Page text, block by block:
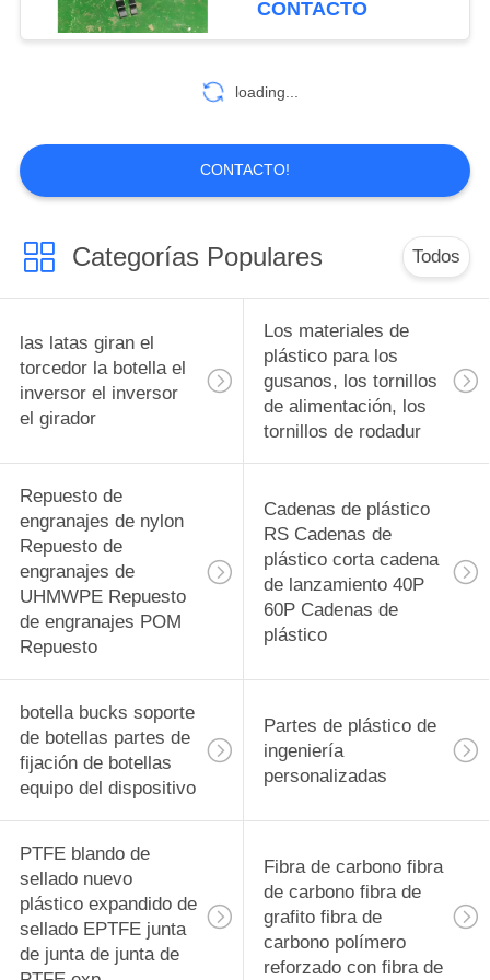
polímero reforzado
con fibra de
Diseño de moldes
piezas de piezas de
accesorios
10
Pistones bujes de
rodamiento
Ingeniería Plásticos
pistones bujes de
rodamiento
6
PVDF Material de
precisión
Componentes
mecanizados CNC
29
Tecapeek CNC
PEEK Partes
mecanizadas,
componentes
mecanizados PEEK
de engranaje de
fabricante
CONTACTO
loading...
CONTACTO!
Categorías Populares Todos
las latas giran el
torcedor la botella el
inversor el inversor
el girador
Los materiales de
plástico para los
gusanos, los tornillos
de alimentación, los
tornillos de rodadur
Repuesto de
engranajes de nylon
Repuesto de
engranajes de
UHMWPE Repuesto
de engranajes POM
Repuesto
Cadenas de plástico
RS Cadenas de
plástico corta cadena
de lanzamiento 40P
60P Cadenas de
plástico
botella bucks soporte
de botellas partes de
fijación de botellas
equipo del dispositivo
Partes de plástico de
ingeniería
personalizadas
PTFE blando de
sellado nuevo
plástico expandido de
sellado EPTFE junta
de junta de junta de
Fibra de carbono fibra
de carbono fibra de
grafito fibra de
carbono polímero
reforzado con fibra de